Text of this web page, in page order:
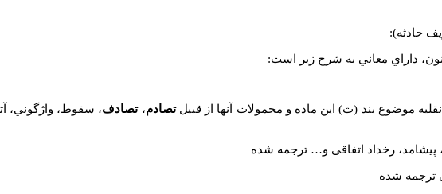
حادثه):
موضوع بند (ث) این ماده و محمولات آنها از قبيلتصادم،تصادف، سقوط، واژگوني،
رخداد اتفاقی و… ترجمه شده
ترجمه شده